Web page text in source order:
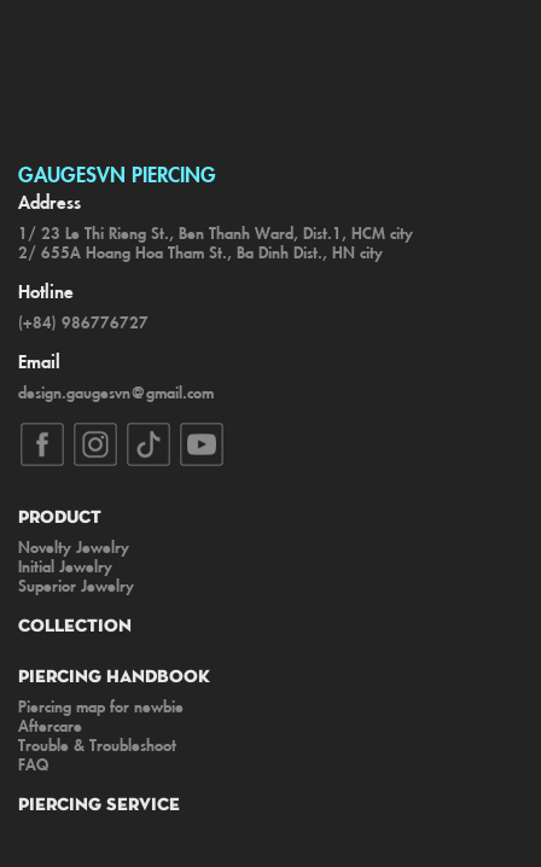
GAUGESVN PIERCING
Address
1/ 23 Le Thi Rieng St., Ben Thanh Ward, Dist.1, HCM city
2/ 655A Hoang Hoa Tham St., Ba Dinh Dist., HN city
Hotline
(+84) 986776727
Email
design.gaugesvn@gmail.com
Product
Novelty Jewelry
Initial Jewelry
Superior Jewelry
Collection
Piercing Handbook
Piercing map for newbie
Aftercare
Trouble & Troubleshoot
FAQ
Piercing Service